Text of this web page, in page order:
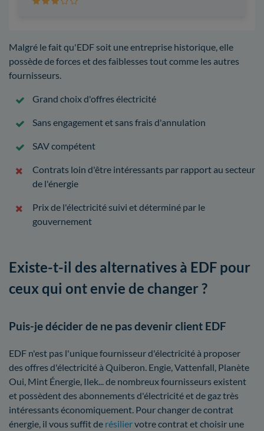
Malgré le fait qu'EDF soit une entreprise historique, elle
possède de forces et des faiblesses tout comme les autres
fournisseurs.
Grand choix d'offres électricité
Sans engagement et sans frais d'annulation
SAV compétent
Contrats loin d'être intéressants par rapport au secteur
de l'énergie
Prix de l'électricité suivi et déterminé par le
gouvernement
Existe-t-il des alternatives à EDF pour
ceux qui ont envie de changer ?
Puis-je décider de ne pas devenir client EDF
EDF n'est pas l'unique fournisseur d'électricité à proposer
des offres d'électricité à Quiberon. Engie, Vattenfall, Planète
Oui, Mint Énergie, Ilek... de nombreux fournisseurs existent
et possèdent des abonnements d'électricité et de gaz très
intéressants économiquement. Pour changer de contrat
énergie, il vous suffit de résiliervotre contrat et choisir une